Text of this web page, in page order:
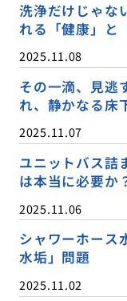
洗浄だけじゃな
れる「健康」と
2025.11.08
その一滴、見逃
れ、静かなる床
2025.11.07
ユニットバス詰
は本当に必要か
2025.11.06
シャワーホース
水垢」問題
2025.11.02